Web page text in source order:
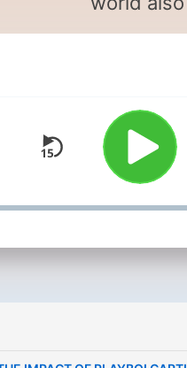
(modern